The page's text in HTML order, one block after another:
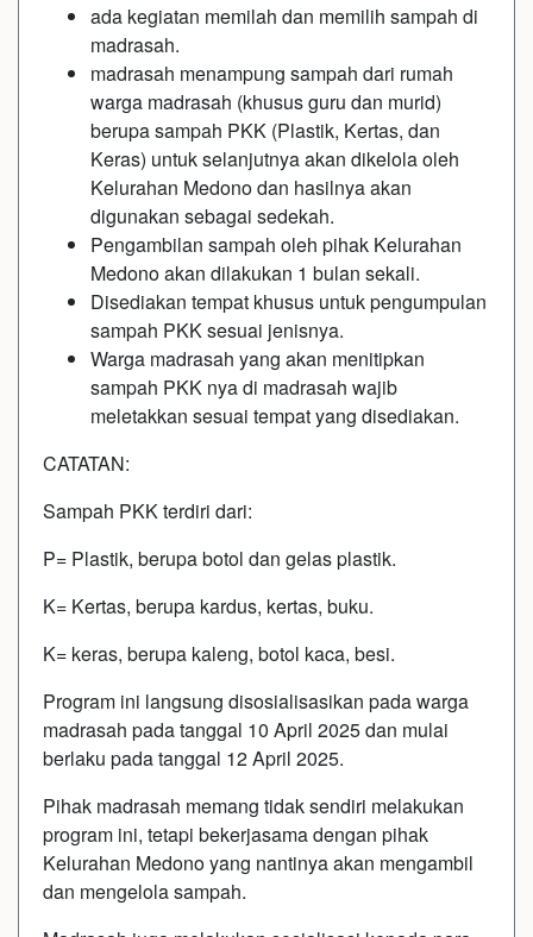
ada kegiatan memilah dan memilih sampah di
madrasah.
madrasah menampung sampah dari rumah
warga madrasah (khusus guru dan murid)
berupa sampah PKK (Plastik, Kertas, dan
Keras) untuk selanjutnya akan dikelola oleh
Kelurahan Medono dan hasilnya akan
digunakan sebagai sedekah.
Pengambilan sampah oleh pihak Kelurahan
Medono akan dilakukan 1 bulan sekali.
Disediakan tempat khusus untuk pengumpulan
sampah PKK sesuai jenisnya.
Warga madrasah yang akan menitipkan
sampah PKK nya di madrasah wajib
meletakkan sesuai tempat yang disediakan.
CATATAN:
Sampah PKK terdiri dari:
P= Plastik, berupa botol dan gelas plastik.
K= Kertas, berupa kardus, kertas, buku.
K= keras, berupa kaleng, botol kaca, besi.
Program ini langsung disosialisasikan pada warga
madrasah pada tanggal 10 April 2025 dan mulai
berlaku pada tanggal 12 April 2025.
Pihak madrasah memang tidak sendiri melakukan
program ini, tetapi bekerjasama dengan pihak
Kelurahan Medono yang nantinya akan mengambil
dan mengelola sampah.